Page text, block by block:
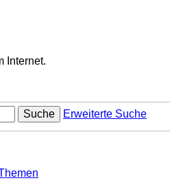
Internet.
Suche Erweiterte Suche